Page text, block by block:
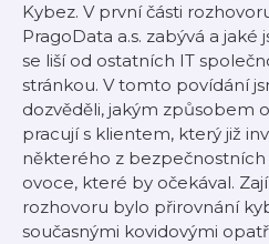
Kybez. V první části
PragoData a.s. zabývá a jaké
se liší od ostatních IT
stránkou. V tomto povídání
dozvěděli, jakým způsobem
pracují s klientem, který již
některého z bezpečnostních
ovoce, které by očekával.
rozhovoru bylo přirovnání
současnými kovidovými